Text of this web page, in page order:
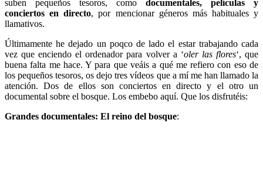
suben pequeños tesoros, como documentales, películas y
conciertos en directo, por mencionar géneros más habituales y
llamativos.
Últimamente he dejado un poqco de lado el estar trabajando cada
vez que enciendo el ordenador para volver a ‘oler las flores‘, que
buena falta me hace. Y para que veáis a qué me refiero con eso de
los pequeños tesoros, os dejo tres vídeos que a mí me han llamado la
atención. Dos de ellos son conciertos en directo y el otro un
documental sobre el bosque. Los embebo aquí. Que los disfrutéis:
Grandes documentales: El reino del bosque: